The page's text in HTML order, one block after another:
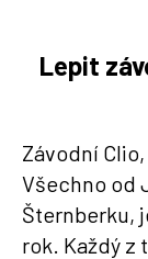
Lepit
Závodní
Všechno od
Šternberku,
rok. Každý z